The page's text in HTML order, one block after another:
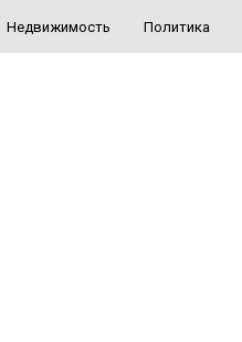
Недвижимость Политика